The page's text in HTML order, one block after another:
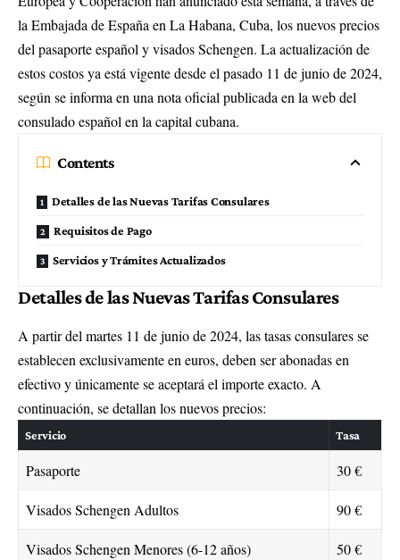
la Embajada de España en La Habana, Cuba, los nuevos precios
del pasaporte español y visados Schengen. La actualización de
estos costos ya está vigente desde el pasado 11 de junio de 2024,
según se informa en una nota oficial publicada en la web del
consulado español en la capital cubana.
Contents
Detalles de las Nuevas Tarifas Consulares
Requisitos de Pago
Servicios y Trámites Actualizados
Detalles de las Nuevas Tarifas Consulares
A partir del martes 11 de junio de 2024, las tasas consulares se
establecen exclusivamente en euros, deben ser abonadas en
efectivo y únicamente se aceptará el importe exacto. A
continuación, se detallan los nuevos precios:
Servicio Tasa
Pasaporte 30 €
Visados Schengen Adultos 90 €
Visados Schengen Menores (6-12 años) 50 €